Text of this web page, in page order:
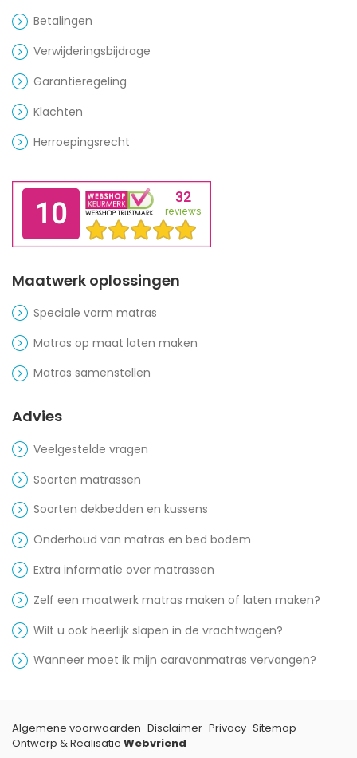
Betalingen
Verwijderingsbijdrage
Garantieregeling
Klachten
Herroepingsrecht
Maatwerk oplossingen
Speciale vorm matras
Matras op maat laten maken
Matras samenstellen
Advies
Veelgestelde vragen
Soorten matrassen
Soorten dekbedden en kussens
Onderhoud van matras en bed bodem
Extra informatie over matrassen
Zelf een maatwerk matras maken of laten maken?
Wilt u ook heerlijk slapen in de vrachtwagen?
Wanneer moet ik mijn caravanmatras vervangen?
Algemene voorwaarden Disclaimer Privacy Sitemap
Ontwerp & Realisatie Webvriend